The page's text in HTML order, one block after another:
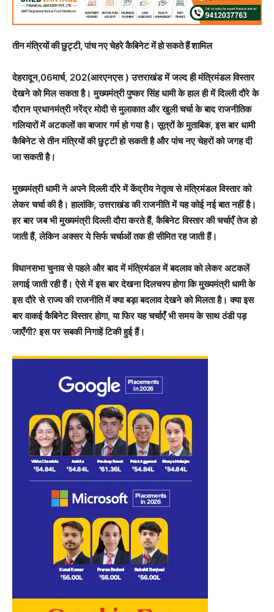
तीन मंत्रियों की छुट्टी, पांच नए चेहरे कैबिनेट में हो सकते हैं शामिल
देहरादून,06मार्च, 202(आरएनएस ) उत्तराखंड में जल्द ही मंत्रिमंडल विस्तार
देखने को मिल सकता है। मुख्यमंत्री पुष्कर सिंह धामी के हाल ही में दिल्ली दौरे के
दौरान प्रधानमंत्री नरेंद्र मोदी से मुलाकात और खुली चर्चा के बाद राजनीतिक
गलियारों में अटकलों का बाजार गर्म हो गया है। सूत्रों के मुताबिक, इस बार धामी
कैबिनेट से तीन मंत्रियों की छुट्टी हो सकती है और पांच नए चेहरों को जगह दी
जा सकती है।
मुख्यमंत्री धामी ने अपने दिल्ली दौरे में केंद्रीय नेतृत्व से मंत्रिमंडल विस्तार को
लेकर चर्चा की है। हालांकि, उत्तराखंड की राजनीति में यह कोई नई बात नहीं है।
हर बार जब भी मुख्यमंत्री दिल्ली दौरा करते हैं, कैबिनेट विस्तार की चर्चाएँ तेज हो
जाती हैं, लेकिन अक्सर ये सिर्फ चर्चाओं तक ही सीमित रह जाती हैं।
विधानसभा चुनाव से पहले और बाद में मंत्रिमंडल में बदलाव को लेकर अटकलें
लगाई जाती रही हैं। ऐसे में इस बार देखना दिलचस्प होगा कि मुख्यमंत्री धामी के
इस दौरे से राज्य की राजनीति में क्या बड़ा बदलाव देखने को मिलता है। क्या इस
बार वाकई कैबिनेट विस्तार होगा, या फिर यह चर्चाएँ भी समय के साथ ठंडी पड़
जाएँगी? इस पर सबकी निगाहें टिकी हुई हैं।